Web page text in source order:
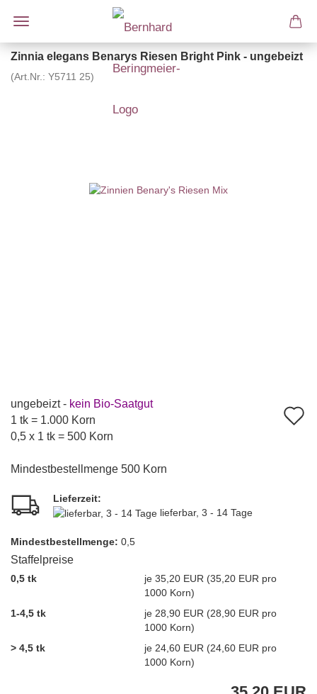
Zinnia elegans Benarys Riesen Bright Pink - ungebeizt
(Art.Nr.: Y5711 25)
ungebeizt - kein Bio-Saatgut
1 tk = 1.000 Korn
0,5 x 1 tk = 500 Korn
Mindestbestellmenge 500 Korn
Lieferzeit:
lieferbar, 3 - 14 Tage
Mindest­bestellmenge: 0,5
Staffelpreise
0,5 tk
je 35,20 EUR (35,20 EUR pro
1000 Korn)
1-4,5 tk
je 28,90 EUR (28,90 EUR pro
1000 Korn)
> 4,5 tk
je 24,60 EUR (24,60 EUR pro
1000 Korn)